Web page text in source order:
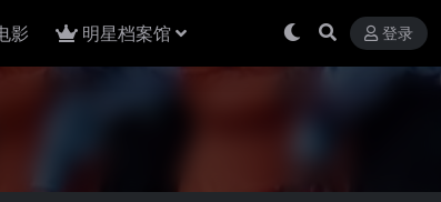
影 明星档案馆 登录